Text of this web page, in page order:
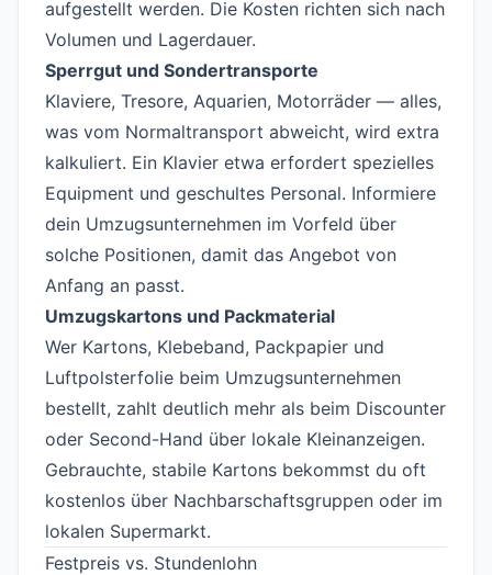
aufgestellt werden. Die Kosten richten sich nach
Volumen und Lagerdauer.
Sperrgut und Sondertransporte
Klaviere, Tresore, Aquarien, Motorräder — alles,
was vom Normaltransport abweicht, wird extra
kalkuliert. Ein Klavier etwa erfordert spezielles
Equipment und geschultes Personal. Informiere
dein Umzugsunternehmen im Vorfeld über
solche Positionen, damit das Angebot von
Anfang an passt.
Umzugskartons und Packmaterial
Wer Kartons, Klebeband, Packpapier und
Luftpolsterfolie beim Umzugsunternehmen
bestellt, zahlt deutlich mehr als beim Discounter
oder Second-Hand über lokale Kleinanzeigen.
Gebrauchte, stabile Kartons bekommst du oft
kostenlos über Nachbarschaftsgruppen oder im
lokalen Supermarkt.
Festpreis vs. Stundenlohn